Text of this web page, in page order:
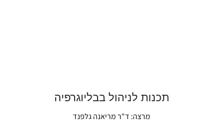
תכנות לניהול בבליוגרפיה
מרצה: ד"ר מריאנה גלפנד